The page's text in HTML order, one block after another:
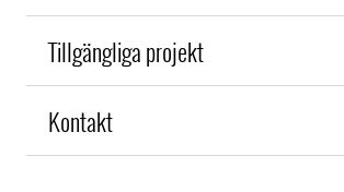
Tillgängliga projekt
Kontakt